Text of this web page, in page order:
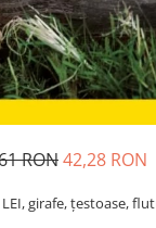
RON42,28 RON
LEI, girafe, țestoase,